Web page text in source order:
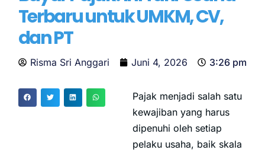
Terbaru untuk UMKM, CV,
dan PT
Risma Sri Anggari Juni 4, 2026 3:26 pm
Pajak menjadi salah satu
kewajiban yang harus
dipenuhi oleh setiap
pelaku usaha, baik skala